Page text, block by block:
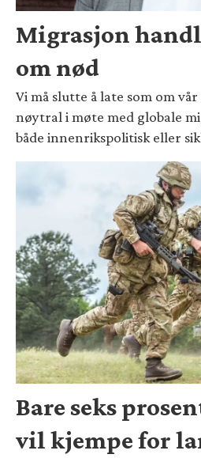
Migrasjon
om nød
Vi må slutte å late som om
nøytral i møte med globale
både innenrikspolitisk eller
Bare seks
vil kjempe for